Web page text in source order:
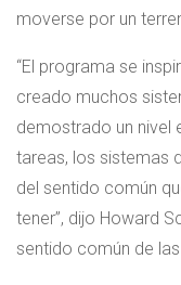
moverse por un
“El programa se
creado muchos
demostrado un nivel
tareas, los sistemas
del sentido común
tener”, dijo Howard
sentido común de